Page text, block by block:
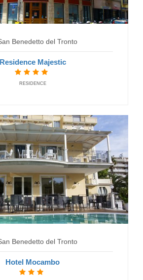
Hotel International
HOTELS
San Benedetto del Tronto
Benedetto del Tronto
Residence Majestic
RESIDENCE
Benedetto del Tronto
Hotel Mocambo